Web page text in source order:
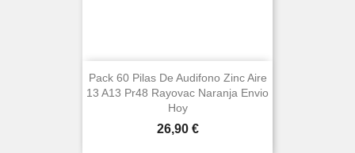
Pack 60 Pilas De Audifono Zinc Aire
13 A13 Pr48 Rayovac Naranja Envio
Hoy
Precio
26,90 €